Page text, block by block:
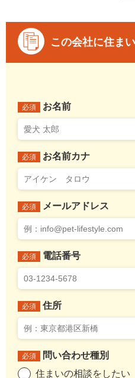
この会社に住ま
必須 お名前
必須 お名前カナ
必須 メールアドレス
必須 電話番号
必須 住所
必須
問い合わせ種別
住まいの相談をしたい